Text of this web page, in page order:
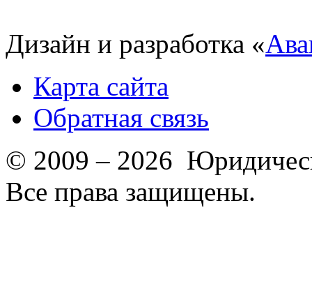
Дизайн и разработка «
Карта сайта
Обратная связь
© 2009 – 2026
Все права защищены.